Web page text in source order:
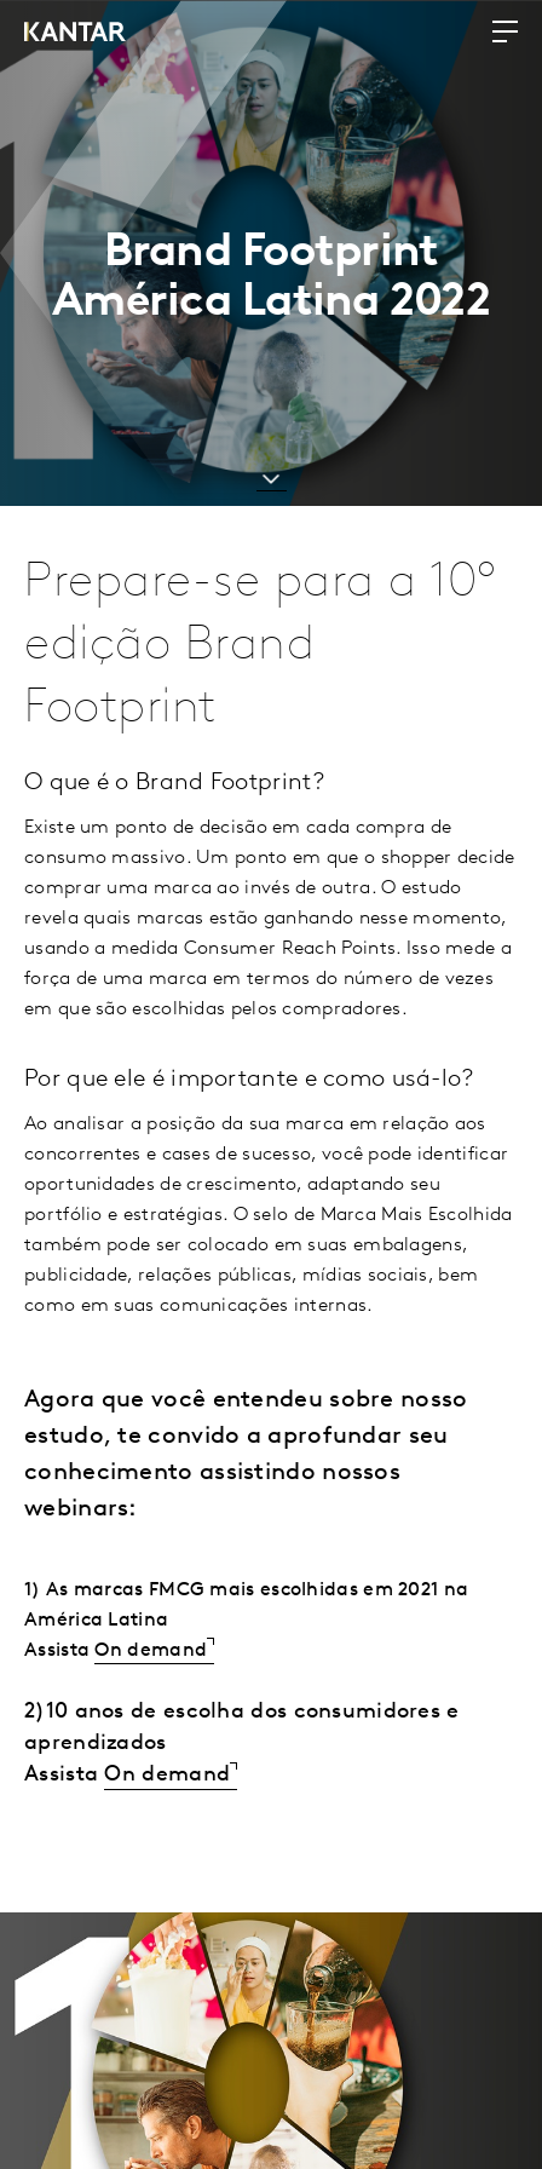
Brand Footprint
América Latina 2022
Prepare-se para a 10º
edição Brand
Footprint
O que é o Brand Footprint?
Existe um ponto de decisão em cada compra de
consumo massivo. Um ponto em que o shopper decide
comprar uma marca ao invés de outra. O estudo
revela quais marcas estão ganhando nesse momento,
usando a medida Consumer Reach Points. Isso mede a
força de uma marca em termos do número de vezes
em que são escolhidas pelos compradores.
Por que ele é importante e como usá-lo?
Ao analisar a posição da sua marca em relação aos
concorrentes e cases de sucesso, você pode identificar
oportunidades de crescimento, adaptando seu
portfólio e estratégias. O selo de Marca Mais Escolhida
também pode ser colocado em suas embalagens,
publicidade, relações públicas, mídias sociais, bem
como em suas comunicações internas.
Agora que você entendeu sobre nosso
estudo, te convido a aprofundar seu
conhecimento assistindo nossos
webinars:
1) As marcas FMCG mais escolhidas em 2021 na
América Latina
AssistaOn demand
2)10 anos de escolha dos consumidores e
aprendizados
AssistaOn demand